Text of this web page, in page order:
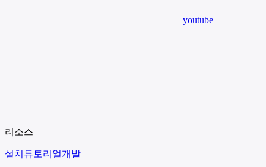
youtube
리소스
설치 튜토리얼개발